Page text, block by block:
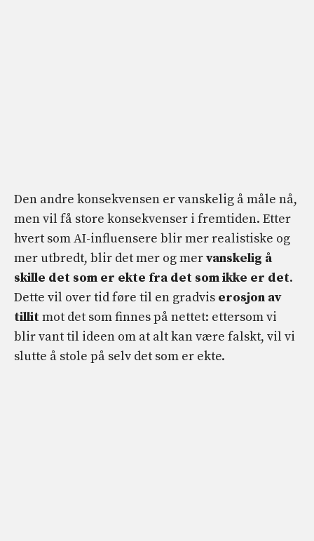
Den andre konsekvensen er vanskelig å måle nå,
men vil få store konsekvenser i fremtiden. Etter
hvert som AI-influensere blir mer realistiske og
mer utbredt, blir det mer og mervanskelig å
skille det som er ekte fra det som ikke er det.
Dette vil over tid føre til en gradvis erosjon av
tillitmot det som finnes på nettet: ettersom vi
blir vant til ideen om at alt kan være falskt, vil vi
slutte å stole på selv det som er ekte.